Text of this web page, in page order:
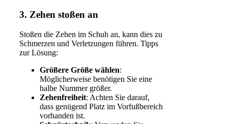
3. Zehen stoßen an
Stoßen die Zehen im Schuh an, kann dies zu
Schmerzen und Verletzungen führen. Tipps
zur Lösung:
Größere Größe wählen:
Möglicherweise benötigen Sie eine
halbe Nummer größer.
Zehenfreiheit: Achten Sie darauf,
dass genügend Platz im Vorfußbereich
vorhanden ist.